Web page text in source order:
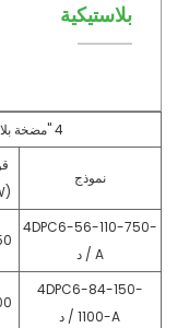
بلاستيكية
4 "مضخة بلاستيكية دافعة تعمل بالطاقة الشمسية
نموذج
(W)
4DPC6-56-110-750-
A / د
4DPC6-84-150-
1100-A / د